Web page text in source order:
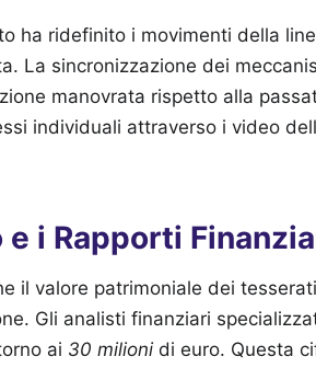
ha ridefinito i movimenti della
La sincronizzazione dei
manovrata rispetto alla
individuali attraverso i video
i Rapporti
il valore patrimoniale dei
Gli analisti finanziari
ai 30 milioni di euro. Questa